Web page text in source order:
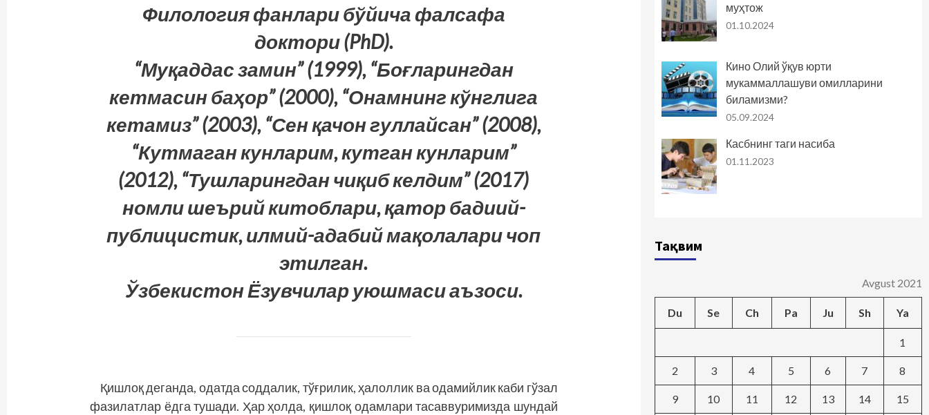
Филология фанлари бўйича фалсафа
доктори (PhD).
“Муқаддас замин” (1999), “Боғларингдан
кетмасин баҳор” (2000), “Онамнинг кўнглига
кетамиз” (2003), “Сен қачон гуллайсан” (2008),
“Кутмаган кунларим, кутган кунларим”
(2012), “Тушларингдан чиқиб келдим” (2017)
номли шеърий китоблари, қатор бадиий-
публицистик, илмий-адабий мақолалари чоп
этилган.
Ўзбекистон Ёзувчилар уюшмаси аъзоси.
Қишлоқ деганда, одатда соддалик, тўғрилик, ҳалоллик ва одамийлик каби гўзал
фазилатлар ёдга тушади. Ҳар ҳолда, қишлоқ одамлари тасаввуримизда шундай
муҳтож
01.10.2024
Кино Олий ўқув юрти
мукаммаллашуви омилларини
биламизми?
05.09.2024
Касбнинг таги насиба
01.11.2023
Тақвим
Avgust 2021
Du Se Ch Pa Ju Sh Ya
1
2 3 4 5 6 7 8
9 10 11 12 13 14 15